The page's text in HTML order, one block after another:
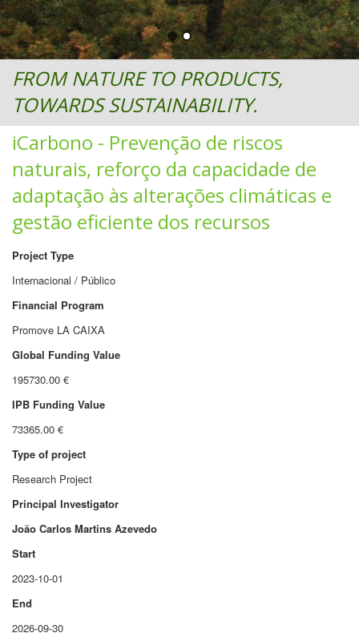
FROM NATURE TO PRODUCTS,
TOWARDS SUSTAINABILITY.
iCarbono - Prevenção de riscos
naturais, reforço da capacidade de
adaptação às alterações climáticas e
gestão eficiente dos recursos
Project Type
Internacional / Público
Financial Program
Promove LA CAIXA
Global Funding Value
195730.00 €
IPB Funding Value
73365.00 €
Type of project
Research Project
Principal Investigator
João Carlos Martins Azevedo
Start
2023-10-01
End
2026-09-30